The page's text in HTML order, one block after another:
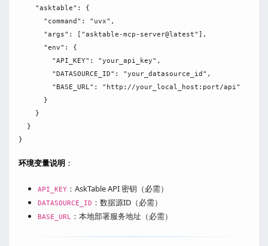
    "asktable": {
      "command": "uvx",
      "args": ["asktable-mcp-server@latest"],
      "env": {
        "API_KEY": "your_api_key",
        "DATASOURCE_ID": "your_datasource_id",
        "BASE_URL": "http://your_local_host:port/api"
      }
    }
  }
环境变量说明 ：
API_KEY ：AskTable API 密钥（必需）
DATASOURCE_ID ：数据源ID（必需）
BASE_URL ：本地部署服务地址（必需）